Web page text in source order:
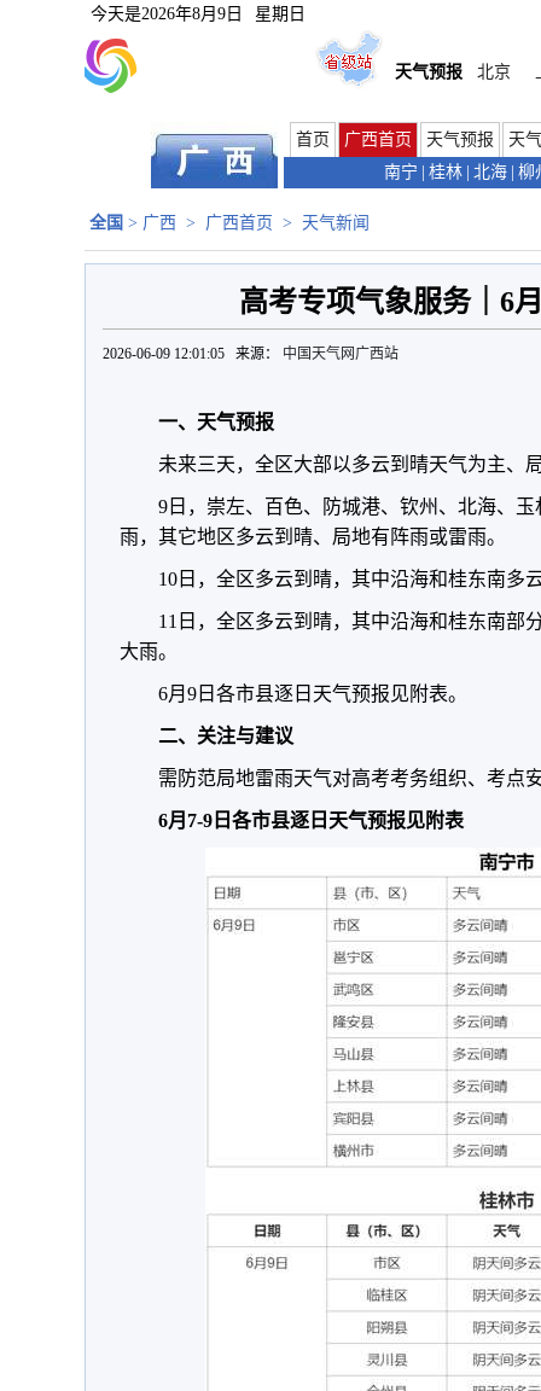
今天是2026年8月9日 星期日
天气预报 北京
首页 广西首页 天气预报
天
南宁
桂林 北海 柳
全国 > 广西 > 广西首页 > 天气新闻
高考专项气象服务｜6
2026-06-09 12:01:05 来源： 中国天气网广西站
一、天气预报
未来三天，全区大部以多云到晴天气为主、
9日，崇左、百色、防城港、钦州、北海、
雨，其它地区多云到晴、局地有阵雨或雷雨。
10日，全区多云到晴，其中沿海和桂东南多
11日，全区多云到晴，其中沿海和桂东南部
大雨。
6月9日各市县逐日天气预报见附表。
二、关注与建议
需防范局地雷雨天气对高考考务组织、考点
6月7-9日各市县逐日天气预报见附表